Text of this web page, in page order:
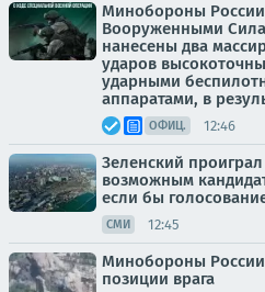
Минобороны России:
Вооруженными
нанесены два
ударов
ударными
аппаратами, в
ОФИЦ. 12:46
Зеленский
возможным
если бы
СМИ 12:45
Минобороны
позиции врага